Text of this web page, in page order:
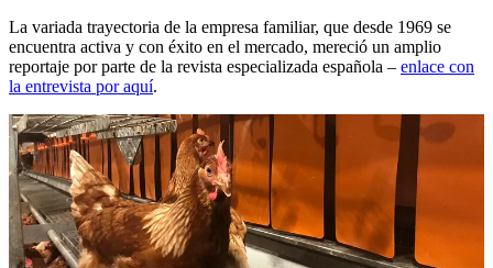
La variada trayectoria de la empresa familiar, que desde 1969 se
encuentra activa y con éxito en el mercado, mereció un amplio
reportaje por parte de la revista especializada española – enlace con
la entrevista por aquí.